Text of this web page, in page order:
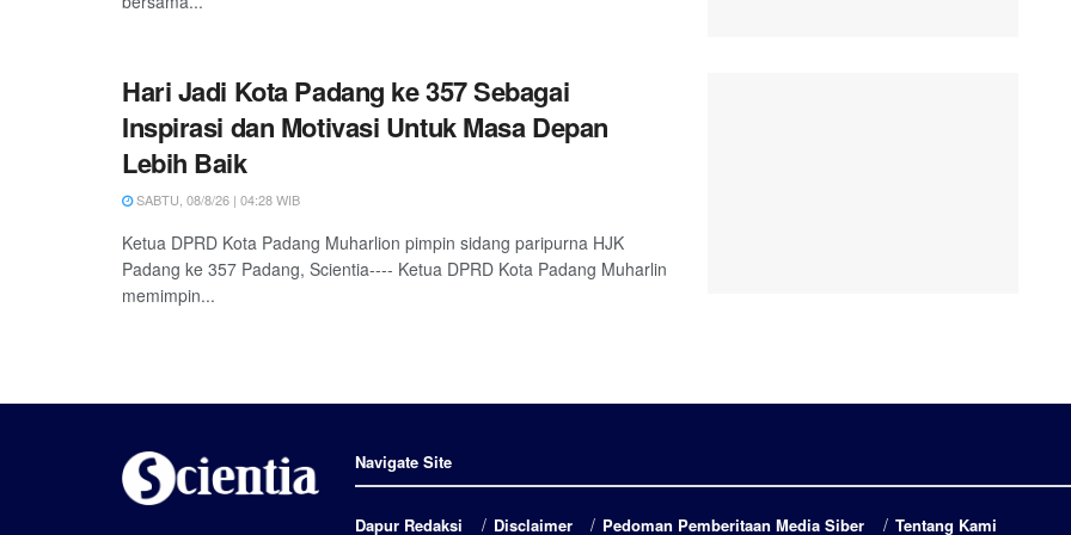
Hari Jadi Kota Padang ke 357 Sebagai
Inspirasi dan Motivasi Untuk Masa Depan
Lebih Baik
SABTU, 08/8/26 | 04:28 WIB
Ketua DPRD Kota Padang Muharlion pimpin sidang paripurna HJK
Padang ke 357 Padang, Scientia---- Ketua DPRD Kota Padang Muharlin
memimpin...
Navigate Site
Dapur Redaksi Disclaimer Pedoman Pemberitaan Media Siber Tentang Kami